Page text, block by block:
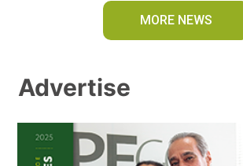
MORE NEWS
Advertise